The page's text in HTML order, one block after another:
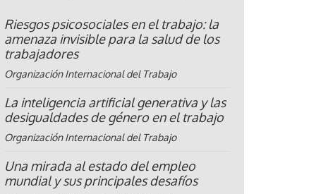
Riesgos psicosociales en el trabajo: la
amenaza invisible para la salud de los
trabajadores
Organización Internacional del Trabajo
La inteligencia artificial generativa y las
desigualdades de género en el trabajo
Organización Internacional del Trabajo
Una mirada al estado del empleo
mundial y sus principales desafíos